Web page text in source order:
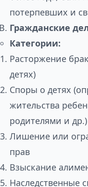
потерпевших и
Гражданские
Категории:
Расторжение
детях)
Споры о детях
жительства
родителями и др.)
Лишение или
прав
Взыскание
Наследственные